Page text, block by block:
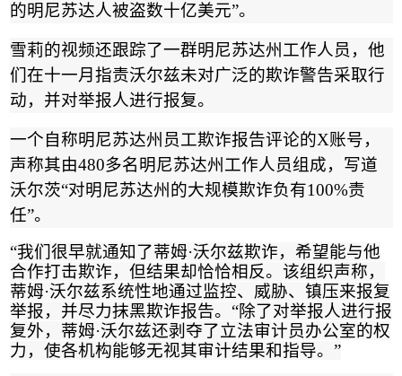
的明尼苏达人被盗数十亿美元”。
雪莉的视频还跟踪了一群明尼苏达州工作人员 ，他
们在十一月指责沃尔兹未对广泛的欺诈警告采取行
动，并对举报人进行报复。
一个自称明尼苏达州员工欺诈报告评论的X账号，
声称其由480多名明尼苏达州工作人员组成，写道
沃尔茨“对明尼苏达州的大规模欺诈负有100%责
任”。
“我们很早就通知了蒂姆·沃尔兹欺诈，希望能与他
合作打击欺诈，但结果却恰恰相反。该组织声称，
蒂姆·沃尔兹系统性地通过监控、威胁、镇压来报复
举报，并尽力抹黑欺诈报告。 “除了对举报人进行报
复外，蒂姆·沃尔兹还剥夺了立法审计员办公室的权
力，使各机构能够无视其审计结果和指导。 ”